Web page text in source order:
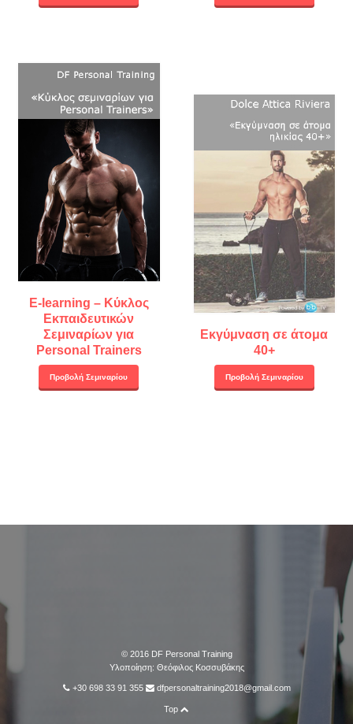
E-learning – Κύκλος
Εκπαιδευτικών
Σεμιναρίων για
Personal Trainers
Προβολή Σεμιναρίου
Εκγύμναση σε άτομα
40+
Προβολή Σεμιναρίου
© 2016 DF Personal Training
Υλοποίηση: Θεόφιλος Κοσσυβάκης
+30 698 33 91 355 dfpersonaltraining2018@gmail.com
Top